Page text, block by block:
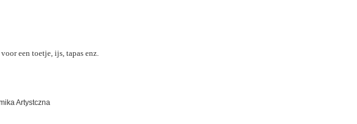
een toetje, ijs, tapas enz.
Artystczna